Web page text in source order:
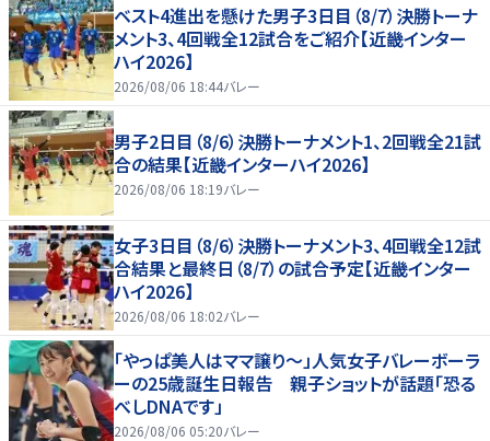
ベスト4進出を懸けた男子3日目（8/7）決勝トーナ
メント3、4回戦全12試合をご紹介【近畿インター
ハイ2026】
2026/08/06 18:44バレー
男子2日目（8/6）決勝トーナメント1、2回戦全21試
合の結果【近畿インターハイ2026】
2026/08/06 18:19バレー
女子3日目（8/6）決勝トーナメント3、4回戦全12試
合結果と最終日（8/7）の試合予定【近畿インター
ハイ2026】
2026/08/06 18:02バレー
「やっぱ美人はママ譲り～」人気女子バレーボーラ
ーの25歳誕生日報告 親子ショットが話題「恐る
べしDNAです」
2026/08/06 05:20バレー